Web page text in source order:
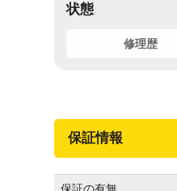
状態
修理歴
保証情報